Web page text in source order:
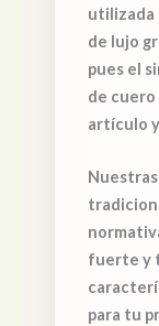
utilizada
de lujo
pues el
de cuero
artículo
fuerte y
para tu